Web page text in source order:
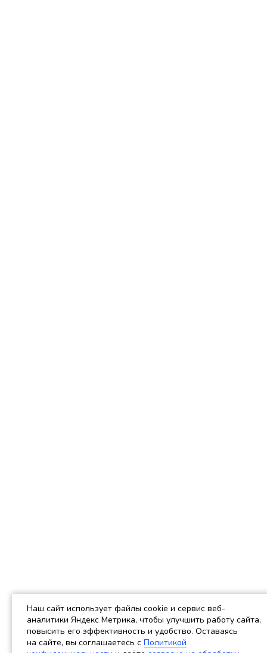
Наш сайт использует файлы cookie и сервис веб-
аналитики Яндекс Метрика, чтобы улучшить работу сайта,
повысить его эффективность и удобство. Оставаясь
на сайте, вы соглашаетесь c Политикой